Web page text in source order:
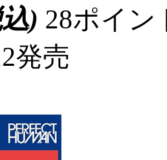
) 28ポイ
発売